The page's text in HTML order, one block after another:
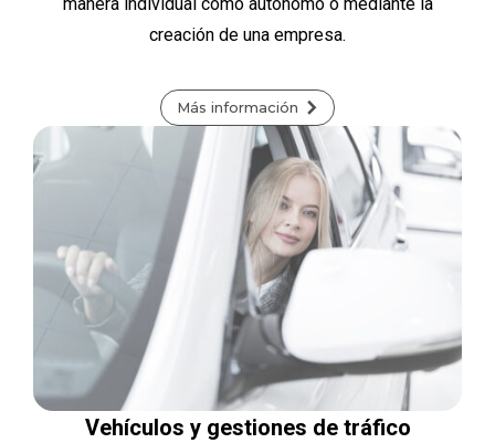
creación de una empresa.
Más información
Vehículos y gestiones de tráfico